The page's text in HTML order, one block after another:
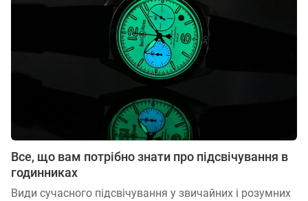
Все, що вам потрібно знати про підсвічування в
годинниках
Види сучасного підсвічування у звичайних і розумних